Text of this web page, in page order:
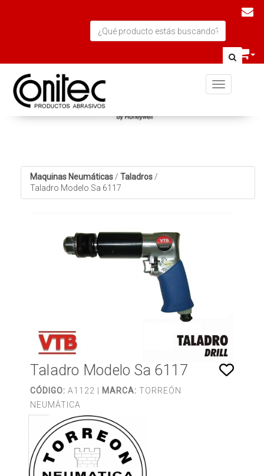
Toggle
Maquinas Neumáticas / Taladros /
Taladro Modelo Sa 6117
Taladro Modelo Sa 6117
CÓDIGO: A1122 | MARCA: TORREÓN
NEUMÁTICA